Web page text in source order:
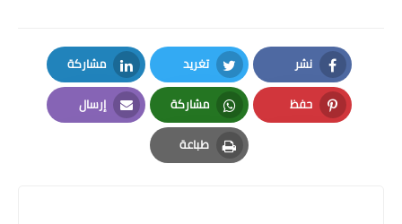
نشر
Facebook
تغريد
Twitter
مشاركة
LinkedIn
حفظ
Pinterest
مشاركة
Whatsapp
إرسال
Email
طباعة
Print